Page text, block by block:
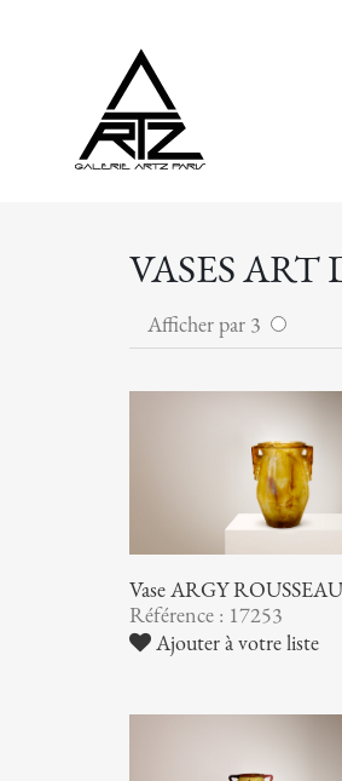
VASES
Afficher par 3
Vase ARGY ROUSSEAU
Référence : 17253
Ajouter à votre liste